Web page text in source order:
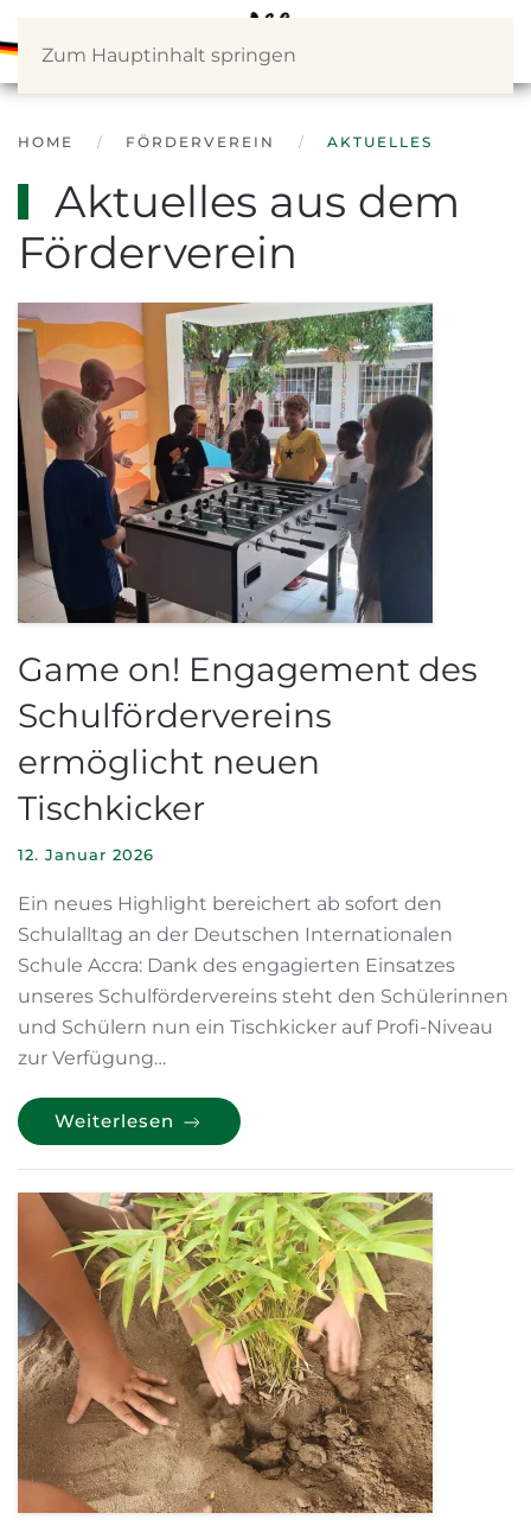
Zum Hauptinhalt springen
HOME FÖRDERVEREIN AKTUELLES
Aktuelles aus dem
Förderverein
Game on! Engagement des
Schulfördervereins
ermöglicht neuen
Tischkicker
12. Januar 2026
Ein neues Highlight bereichert ab sofort den
Schulalltag an der Deutschen Internationalen
Schule Accra: Dank des engagierten Einsatzes
unseres Schulfördervereins steht den Schülerinnen
und Schülern nun ein Tischkicker auf Profi-Niveau
zur Verfügung…
Weiterlesen